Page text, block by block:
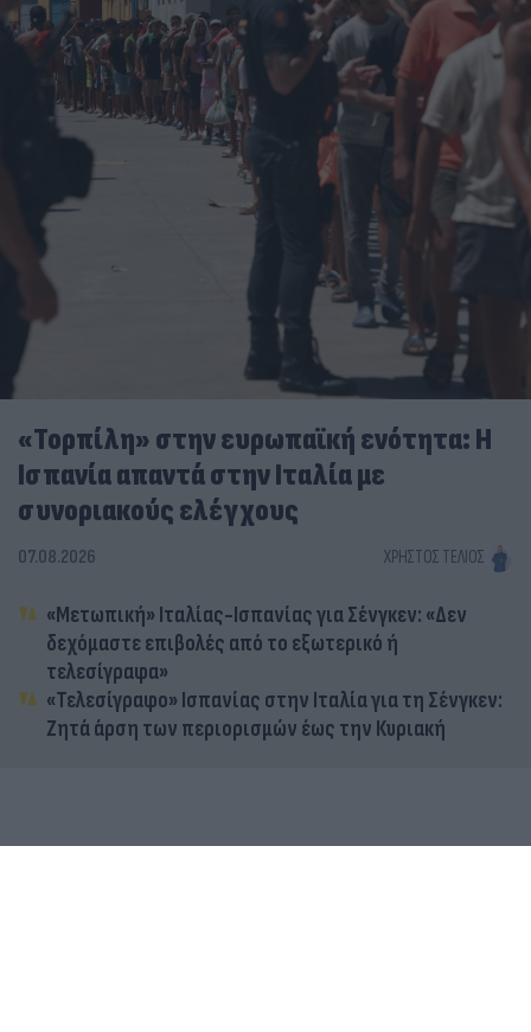
«Τορπίλη» στην ευρωπαϊκή ενότητα: Η
Ισπανία απαντά στην Ιταλία με
συνοριακούς ελέγχους
07.08.2026 ΧΡΉΣΤΟΣ ΤΈΛΙΟΣ
«Μετωπική» Ιταλίας-Ισπανίας για Σένγκεν: «Δεν
δεχόμαστε επιβολές από το εξωτερικό ή
τελεσίγραφα»
«Τελεσίγραφο» Ισπανίας στην Ιταλία για τη Σένγκεν:
Ζητά άρση των περιορισμών έως την Κυριακή